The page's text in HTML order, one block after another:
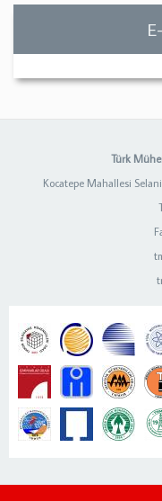
Türk
Kocatepe Mahallesi